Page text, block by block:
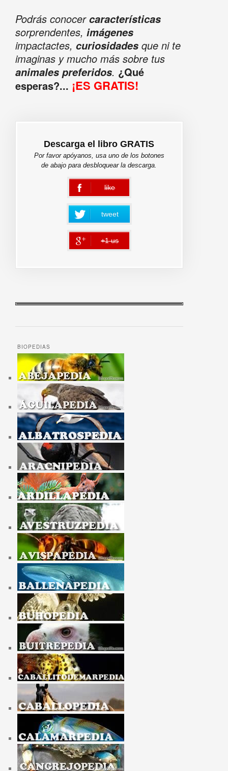
Podrás conocercaracterísticas
sorprendentes, imágenes
impactactes, curiosidadesque ni te
imaginas y mucho más sobre tus
animales preferidos. ¿Qué
esperas?... ¡ES GRATIS!
Descarga el libro GRATIS
Por favor apóyanos, usa uno de los botones
de abajo para desbloquear la descarga.
like
error
tweet
+1 us
error
BIOPEDIAS